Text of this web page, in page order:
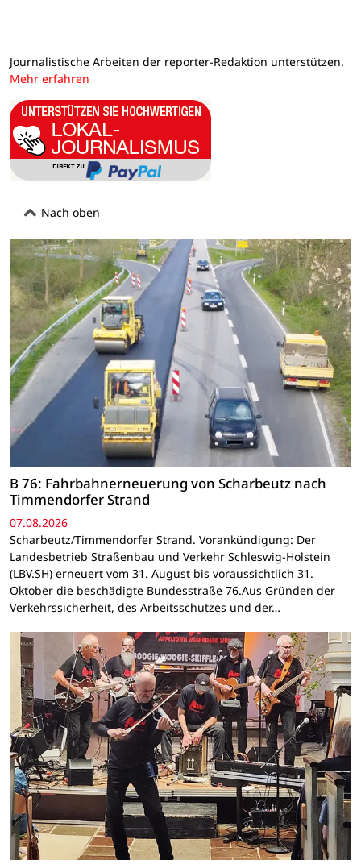
Journalistische Arbeiten der reporter-Redaktion unterstützen.
Mehr erfahren
Nach oben
B 76: Fahrbahnerneuerung von Scharbeutz nach
Timmendorfer Strand
07.08.2026
Scharbeutz/Timmendorfer Strand. Vorankündigung: Der
Landesbetrieb Straßenbau und Verkehr Schleswig-Holstein
(LBV.SH) erneuert vom 31. August bis voraussichtlich 31.
Oktober die beschädigte Bundesstraße 76.Aus Gründen der
Verkehrssicherheit, des Arbeitsschutzes und der…